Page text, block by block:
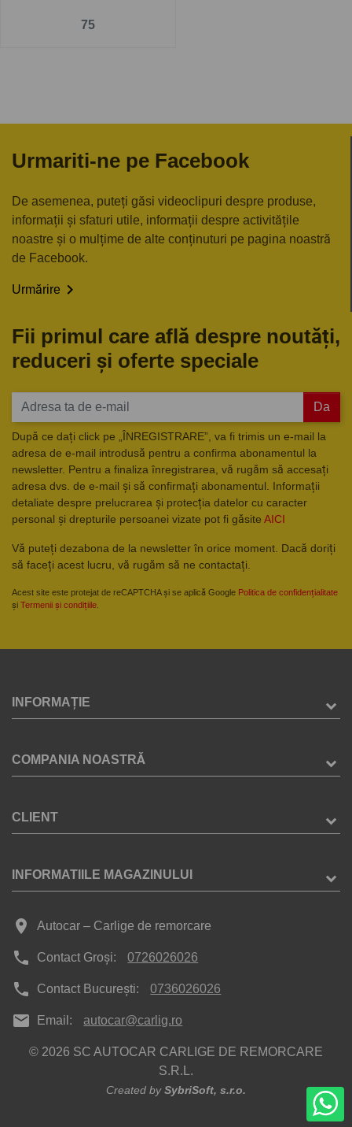
75
Urmariti-ne pe Facebook
De asemenea, puteți găsi videoclipuri despre produse,
informații și sfaturi utile, informații despre activitățile
noastre și o mulțime de alte conținuturi pe pagina noastră
de Facebook.
Urmărire 
Fii primul care află despre noutăți,
reduceri și oferte speciale
Da
După ce dați click pe „ÎNREGISTRARE”, va fi trimis un e-mail la
adresa de e-mail introdusă pentru a confirma abonamentul la
newsletter. Pentru a finaliza înregistrarea, vă rugăm să accesați
adresa dvs. de e-mail și să confirmați abonamentul. Informații
detaliate despre prelucrarea și protecția datelor cu caracter
personal și drepturile persoanei vizate pot fi găsite AICI
Vă puteți dezabona de la newsletter în orice moment. Dacă doriți
să faceți acest lucru, vă rugăm să ne contactați.
Acest site este protejat de reCAPTCHA și se aplică Google Politica de confidențialitate
și Termenii și condițiile
INFORMAȚIE
COMPANIA NOASTRĂ
CLIENT
INFORMATIILE MAGAZINULUI
place Autocar – Carlige de remorcare
phone Contact Groși: 0726026026
phone Contact București: 0736026026
mail Email: autocar@carlig.ro
© 2026 SC AUTOCAR CARLIGE DE REMORCARE
S.R.L.
Created bySybriSoft, s.r.o.